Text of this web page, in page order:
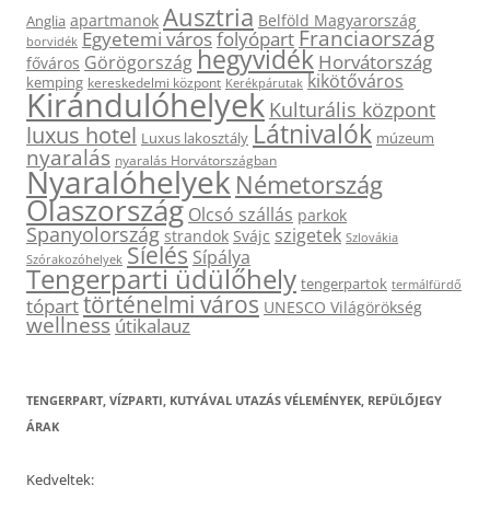
Anglia apartmanok Ausztria Belföld Magyarország
borvidék Egyetemi városfolyópartFranciaország
főváros Görögországhegyvidék Horvátország
kemping kereskedelmi központ Kerékpárutak kikötőváros
Kirándulóhelyek Kulturális központ
luxus hotel Luxus lakosztály Látnivalók múzeum
nyaralás nyaralás Horvátországban
Nyaralóhelyek Németország
Olaszország Olcsó szállás parkok
Spanyolország strandok Svájc szigetek Szlovákia
Szórakozóhelyek Síelés Sípálya
Tengerparti üdülőhely tengerpartok termálfürdő
tóparttörténelmi város UNESCO Világörökség
wellnessútikalauz
TENGERPART, VÍZPARTI, KUTYÁVAL UTAZÁS VÉLEMÉNYEK, REPÜLŐJEGY
ÁRAK
Kedveltek: